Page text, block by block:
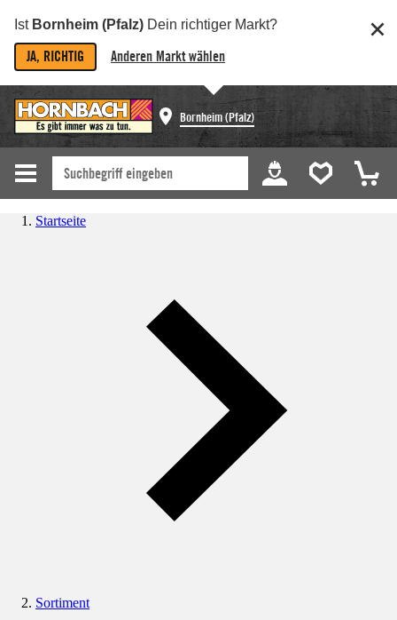
Ist Bornheim (Pfalz) Dein richtiger Markt?
JA, RICHTIG Anderen Markt wählen
Bornheim (Pfalz)
Startseite
Sortiment